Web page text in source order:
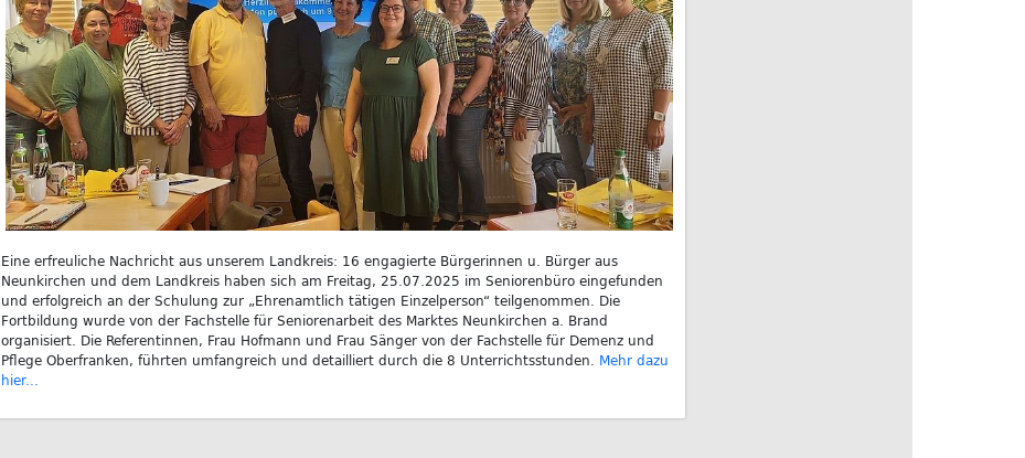
Eine erfreuliche Nachricht aus unserem Landkreis: 16 engagierte Bürgerinnen u. Bürger aus
Neunkirchen und dem Landkreis haben sich am Freitag, 25.07.2025 im Seniorenbüro eingefunden
und erfolgreich an der Schulung zur „Ehrenamtlich tätigen Einzelperson“ teilgenommen. Die
Fortbildung wurde von der Fachstelle für Seniorenarbeit des Marktes Neunkirchen a. Brand
organisiert. Die Referentinnen, Frau Hofmann und Frau Sänger von der Fachstelle für Demenz und
Pflege Oberfranken, führten umfangreich und detailliert durch die 8 Unterrichtsstunden. Mehr dazu
hier...